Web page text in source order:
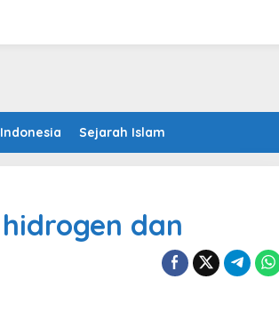
Sejarah Islam
dan